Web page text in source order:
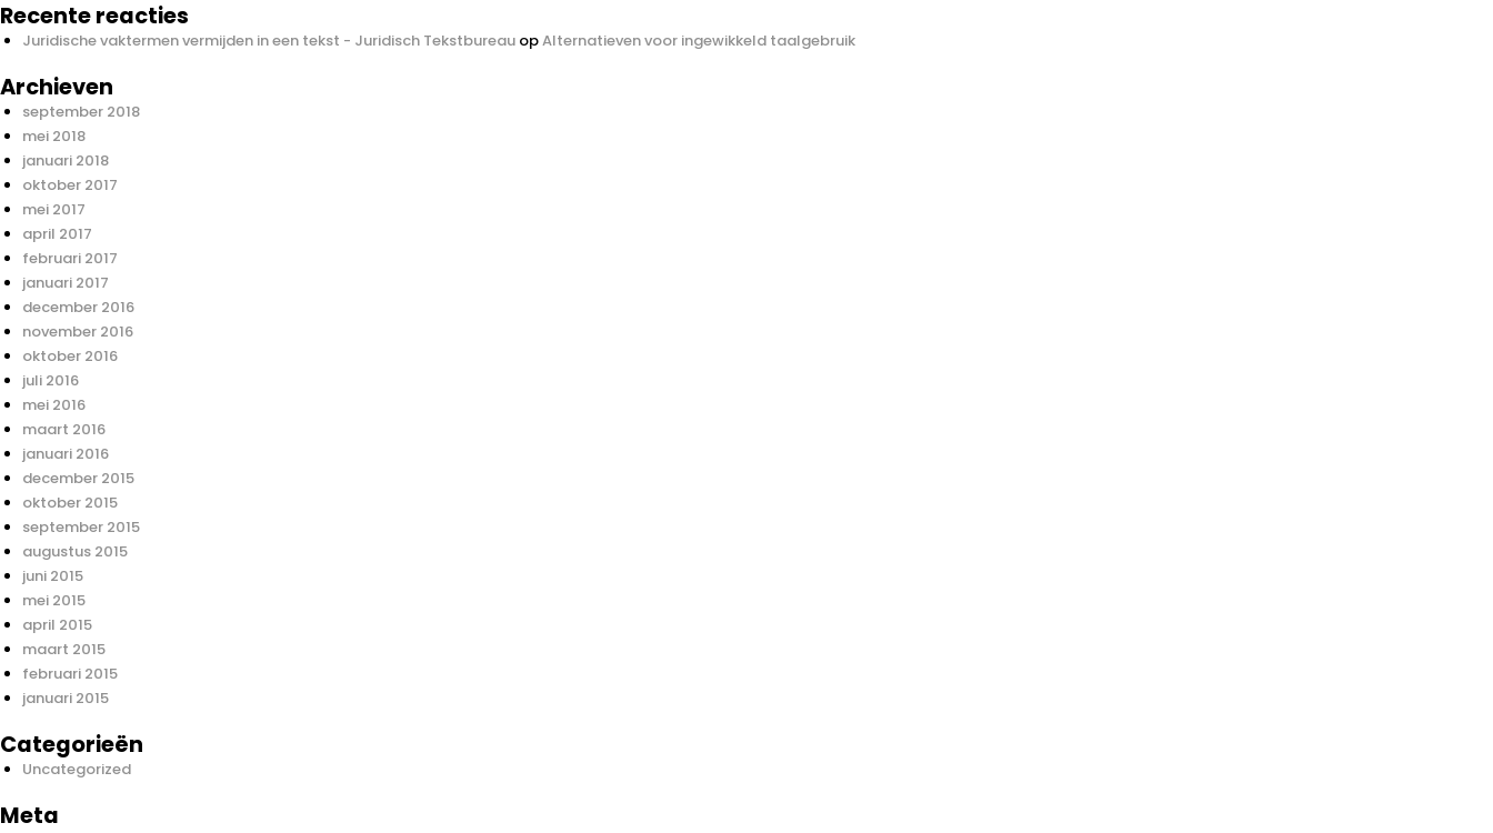
Recente reacties
Juridische vaktermen vermijden in een tekst - Juridisch Tekstbureau opAlternatieven voor ingewikkeld taalgebruik
Archieven
september 2018
mei 2018
januari 2018
oktober 2017
mei 2017
april 2017
februari 2017
januari 2017
december 2016
november 2016
oktober 2016
juli 2016
mei 2016
maart 2016
januari 2016
december 2015
oktober 2015
september 2015
augustus 2015
juni 2015
mei 2015
april 2015
maart 2015
februari 2015
januari 2015
Categorieën
Uncategorized
Meta